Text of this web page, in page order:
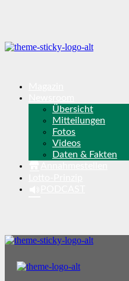
Übersicht
Mitteilungen
Fotos
Videos
Daten & Fakten